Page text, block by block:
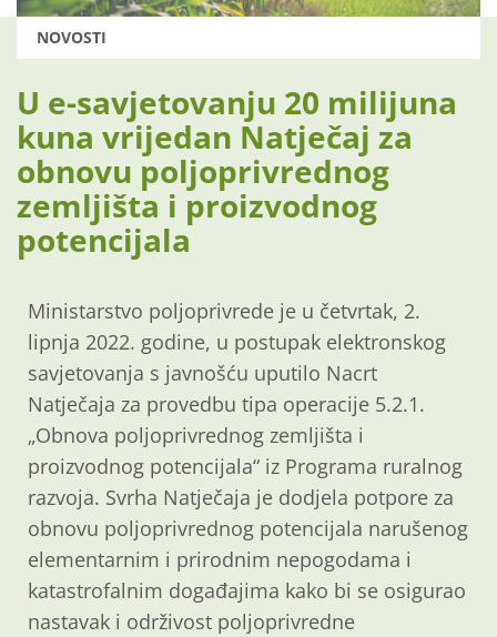
NOVOSTI
U e-savjetovanju 20 milijuna
kuna vrijedan Natječaj za
obnovu poljoprivrednog
zemljišta i proizvodnog
potencijala
Ministarstvo poljoprivrede je u četvrtak, 2.
lipnja 2022. godine, u postupak elektronskog
savjetovanja s javnošću uputilo Nacrt
Natječaja za provedbu tipa operacije 5.2.1.
„Obnova poljoprivrednog zemljišta i
proizvodnog potencijala“ iz Programa ruralnog
razvoja. Svrha Natječaja je dodjela potpore za
obnovu poljoprivrednog potencijala narušenog
elementarnim i prirodnim nepogodama i
katastrofalnim događajima kako bi se osigurao
nastavak i održivost poljoprivredne